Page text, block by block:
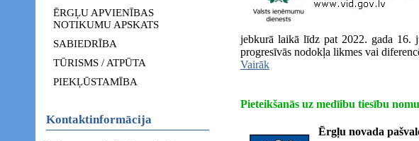
ĒRGĻU APVIENĪBAS
NOTIKUMU APSKATS
SABIEDRĪBA
TŪRISMS / ATPŪTA
PIEKĻŪSTAMĪBA
Kontaktinformācija
jebkurā laikā līdz pat 2022. gada 16.
progresīvās nodokļa likmes vai
Vairāk
Pieteikšanās uz medīibu tiesību nomu
Ērgļu novada